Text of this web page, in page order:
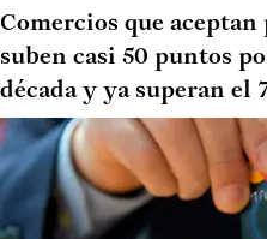
Comercios que aceptan
suben casi 50 puntos
década y ya superan el